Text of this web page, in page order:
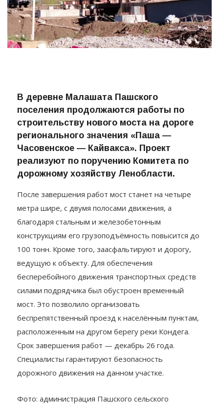
В деревне Малашата Пашского
поселения продолжаются работы по
строительству нового моста на дороге
регионального значения «Паша —
Часовенское — Кайвакса». Проект
реализуют по поручению Комитета по
дорожному хозяйству Ленобласти.
После завершения работ мост станет на четыре
метра шире, с двумя полосами движения, а
благодаря стальным и железобетонным
конструкциям его грузоподъёмность повысится до
100 тонн. Кроме того, заасфальтируют и дорогу,
ведущую к объекту. Для обеспечения
бесперебойного движения транспортных средств
силами подрядчика был обустроен временный
мост. Это позволило организовать
беспрепятственный проезд к населённым пунктам,
расположенным на другом берегу реки Кондега.
Срок завершения работ — декабрь 26 года.
Специалисты гарантируют безопасность
дорожного движения на данном участке.
Фото: администрация Пашского сельского